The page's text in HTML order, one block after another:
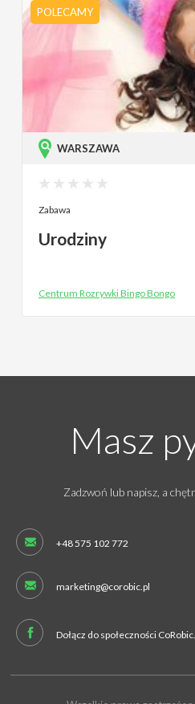
POLECAMY
WARSZAWA
Zabawa
Urodziny
Centrum Rozrywki Bingo Bongo
Masz
Zadzwoń lub napisz, a
+48 575 102 772
marketing@corobic.pl
Dołącz do społeczności